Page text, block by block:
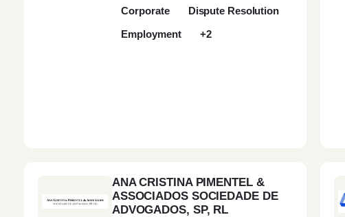
Corporate
Dispute Resolution
Employment
+2
ANA CRISTINA PIMENTEL &
ASSOCIADOS SOCIEDADE DE
ADVOGADOS, SP, RL